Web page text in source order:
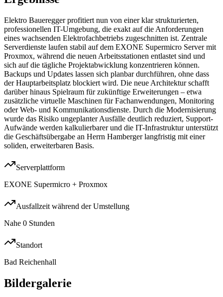
Elektro Baueregger profitiert nun von einer klar strukturierten,
professionellen IT-Umgebung, die exakt auf die Anforderungen
eines wachsenden Elektrofachbetriebs zugeschnitten ist. Zentrale
Serverdienste laufen stabil auf dem EXONE Supermicro Server mit
Proxmox, während die neuen Arbeitsstationen entlastet sind und
sich auf die tägliche Projektabwicklung konzentrieren können.
Backups und Updates lassen sich planbar durchführen, ohne dass
der Hauptarbeitsplatz blockiert wird. Die neue Architektur schafft
darüber hinaus Spielraum für zukünftige Erweiterungen – etwa
zusätzliche virtuelle Maschinen für Fachanwendungen, Monitoring
oder Web- und Kommunikationsdienste. Durch die Modernisierung
wurde das Risiko ungeplanter Ausfälle deutlich reduziert, Support-
Aufwände werden kalkulierbarer und die IT-Infrastruktur unterstützt
die Geschäftsübergabe an Herrn Hamberger langfristig mit einer
soliden, erweiterbaren Basis.
Serverplattform
EXONE Supermicro + Proxmox
Ausfallzeit während der Umstellung
Nahe 0 Stunden
Standort
Bad Reichenhall
Bildergalerie